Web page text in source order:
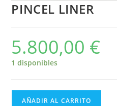
PINCEL LINER
5.800,00 €
1 disponibles
AÑADIR AL CARRITO